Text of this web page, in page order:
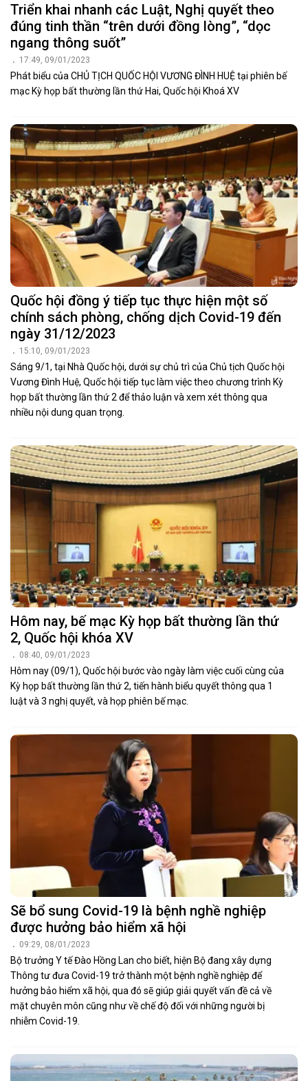
Triển khai nhanh các Luật, Nghị quyết theo
đúng tinh thần “trên dưới đồng lòng”, “dọc
ngang thông suốt”
17:49, 09/01/2023
Phát biểu của CHỦ TỊCH QUỐC HỘI VƯƠNG ĐÌNH HUỆ tại phiên bế
mạc Kỳ họp bất thường lần thứ Hai, Quốc hội Khoá XV
Quốc hội đồng ý tiếp tục thực hiện một số
chính sách phòng, chống dịch Covid-19 đến
ngày 31/12/2023
15:10, 09/01/2023
Sáng 9/1, tại Nhà Quốc hội, dưới sự chủ trì của Chủ tịch Quốc hội
Vương Đình Huệ, Quốc hội tiếp tục làm việc theo chương trình Kỳ
họp bất thường lần thứ 2 để thảo luận và xem xét thông qua
nhiều nội dung quan trọng.
Hôm nay, bế mạc Kỳ họp bất thường lần thứ
2, Quốc hội khóa XV
08:40, 09/01/2023
Hôm nay (09/1), Quốc hội bước vào ngày làm việc cuối cùng của
Kỳ họp bất thường lần thứ 2, tiến hành biểu quyết thông qua 1
luật và 3 nghị quyết, và họp phiên bế mạc.
Sẽ bổ sung Covid-19 là bệnh nghề nghiệp
được hưởng bảo hiểm xã hội
09:29, 08/01/2023
Bộ trưởng Y tế Đào Hồng Lan cho biết, hiện Bộ đang xây dựng
Thông tư đưa Covid-19 trở thành một bệnh nghề nghiệp để
hưởng bảo hiểm xã hội, qua đó sẽ giúp giải quyết vấn đề cả về
mặt chuyên môn cũng như về chế độ đối với những người bị
nhiễm Covid-19.